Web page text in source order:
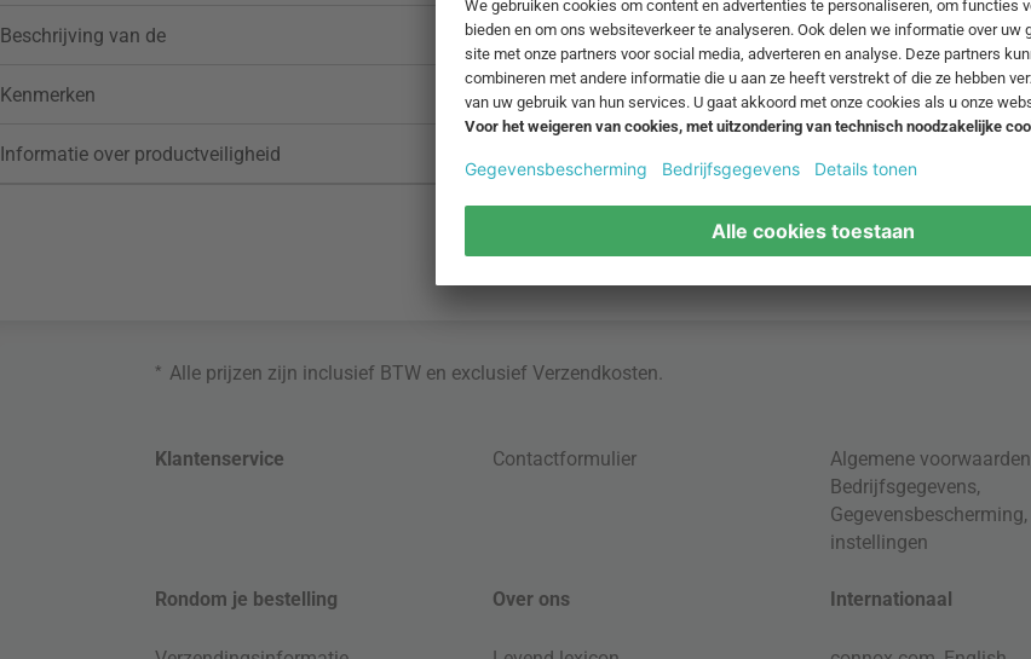
Beschrijving van de
Kenmerken
Informatie over productveiligheid
* Alle prijzen zijn inclusief BTW en exclusiefVerzendkosten.
Klantenservice Contactformulier Algemene voorwaarden
Bedrijfsgegevens,
Gegevensbescherming,
instellingen
Rondom je bestelling Over ons Internationaal